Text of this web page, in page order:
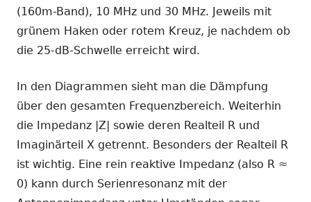
(160m-Band), 10 MHz und 30 MHz. Jeweils mit
grünem Haken oder rotem Kreuz, je nachdem ob
die 25-dB-Schwelle erreicht wird.
In den Diagrammen sieht man die Dämpfung
über den gesamten Frequenzbereich. Weiterhin
die Impedanz |Z| sowie deren Realteil R und
Imaginärteil X getrennt. Besonders der Realteil R
ist wichtig. Eine rein reaktive Impedanz (also R ≈
0) kann durch Serienresonanz mit der